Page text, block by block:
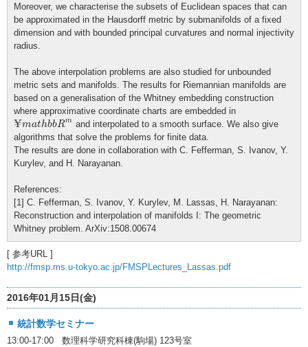
Moreover, we characterise the subsets of Euclidean spaces that can
be approximated in the Hausdorff metric by submanifolds of a fixed
dimension and with bounded principal curvatures and normal injectivity
radius.
The above interpolation problems are also studied for unbounded
metric sets and manifolds. The results for Riemannian manifolds are
based on a generalisation of the Whitney embedding construction
where approximative coordinate charts are embedded in
¥mathbbRm
¥m h bbRm and interpolated to a smooth surface. We also give
algorithms that solve the problems for finite data.
The results are done in collaboration with C. Fefferman, S. Ivanov, Y.
Kurylev, and H. Narayanan.
References:
[1] C. Fefferman, S. Ivanov, Y. Kurylev, M. Lassas, H. Narayanan:
Reconstruction and interpolation of manifolds I: The geometric
Whitney problem. ArXiv:1508.00674
[ 参考URL ]
http://fmsp.ms.u-tokyo.ac.jp/FMSPLectures_Lassas.pdf
2016年01月15日(金)
統計数学セミナー
13:00-17:00 数理科学研究科棟(駒場) 123号室